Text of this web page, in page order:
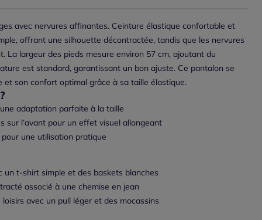
avec nervures affinantes. Ceinture élastique confortable et
offrant une silhouette décontractée, tandis que les nervures
La largeur des pieds mesure environ 57 cm, ajoutant du
est standard, garantissant un bon ajuste. Ce pantalon se
et son confort optimal grâce à sa taille élastique.
adaptation parfaite à la taille
sur l’avant pour un effet visuel allongeant
une utilisation pratique
un t-shirt simple et des baskets blanches
associé à une chemise en jean
avec un pull léger et des mocassins